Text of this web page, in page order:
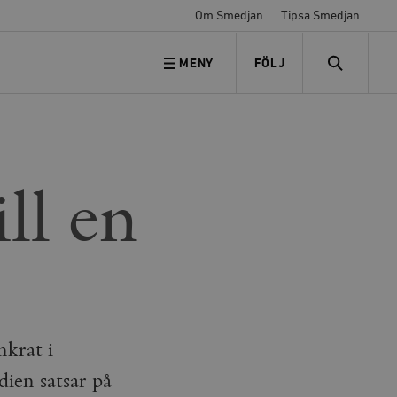
Om Smedjan Tipsa Smedjan
MENY FÖLJ
FÖLJ OSS SEARCH
en
i
satsar på